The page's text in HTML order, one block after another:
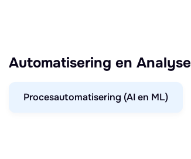
Automatisering en Analyse
Procesautomatisering (AI en ML)